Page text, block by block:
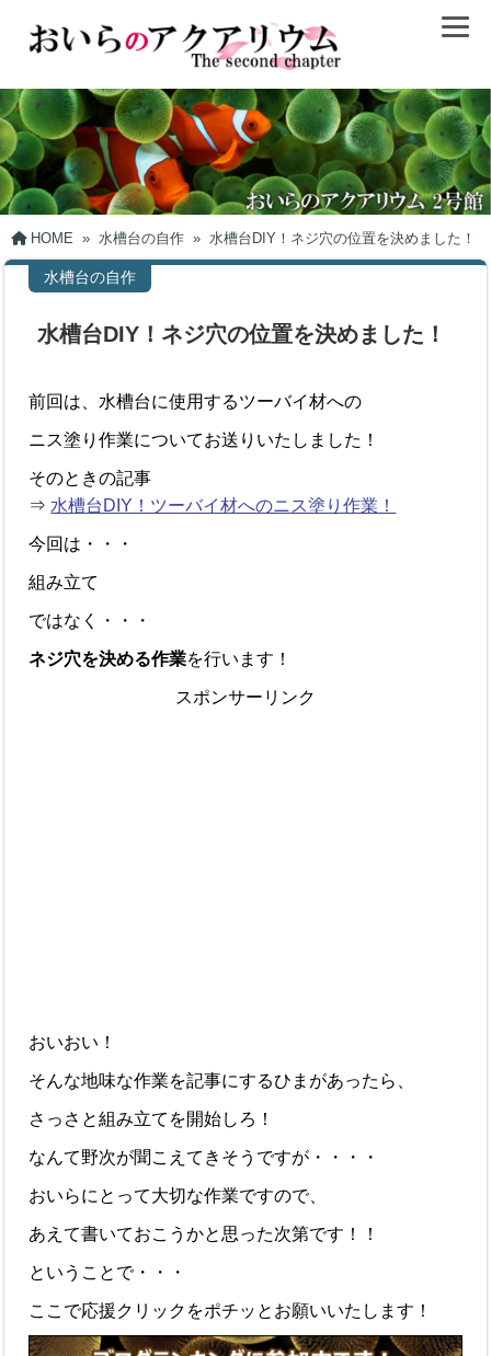
HOME » 水槽台の自作 » 水槽台DIY！ネジ穴の位置を決めました！
水槽台の自作
水槽台DIY！ネジ穴の位置を決めました！
前回は、水槽台に使用するツーバイ材への
ニス塗り作業についてお送りいたしました！
そのときの記事
⇒ 水槽台DIY！ツーバイ材へのニス塗り作業！
今回は・・・
組み立て
ではなく・・・
ネジ穴を決める作業を行います！
スポンサーリンク
おいおい！
そんな地味な作業を記事にするひまがあったら、
さっさと組み立てを開始しろ！
なんて野次が聞こえてきそうですが・・・・
おいらにとって大切な作業ですので、
あえて書いておこうかと思った次第です！！
ということで・・・
ここで応援クリックをポチッとお願いいたします！